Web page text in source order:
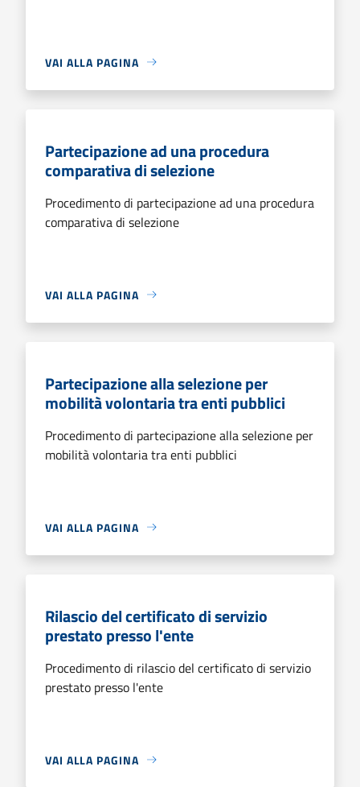
VAI ALLA PAGINA
Partecipazione ad una procedura
comparativa di selezione
Procedimento di partecipazione ad una procedura
comparativa di selezione
VAI ALLA PAGINA
Partecipazione alla selezione per
mobilità volontaria tra enti pubblici
Procedimento di partecipazione alla selezione per
mobilità volontaria tra enti pubblici
VAI ALLA PAGINA
Rilascio del certificato di servizio
prestato presso l'ente
Procedimento di rilascio del certificato di servizio
prestato presso l'ente
VAI ALLA PAGINA